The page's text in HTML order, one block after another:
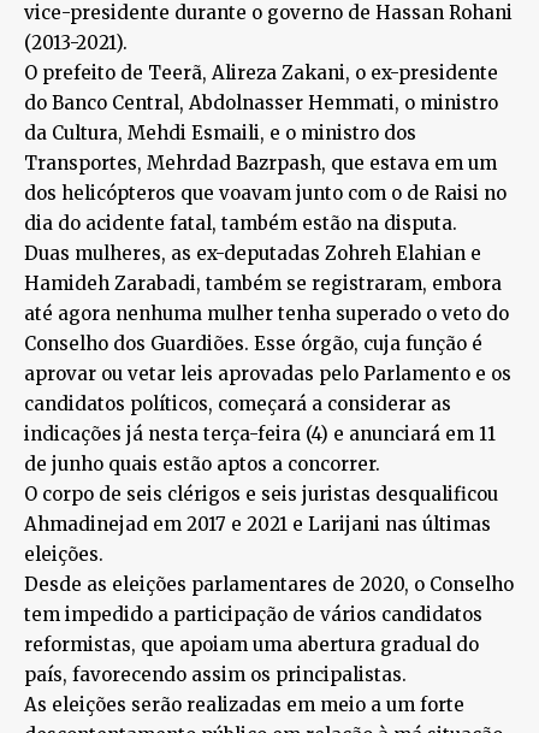
vice-presidente durante o governo de Hassan Rohani
(2013-2021).
O prefeito de Teerã, Alireza Zakani, o ex-presidente
do Banco Central, Abdolnasser Hemmati, o ministro
da Cultura, Mehdi Esmaili, e o ministro dos
Transportes, Mehrdad Bazrpash, que estava em um
dos helicópteros que voavam junto com o de Raisi no
dia do acidente fatal, também estão na disputa.
Duas mulheres, as ex-deputadas Zohreh Elahian e
Hamideh Zarabadi, também se registraram, embora
até agora nenhuma mulher tenha superado o veto do
Conselho dos Guardiões. Esse órgão, cuja função é
aprovar ou vetar leis aprovadas pelo Parlamento e os
candidatos políticos, começará a considerar as
indicações já nesta terça-feira (4) e anunciará em 11
de junho quais estão aptos a concorrer.
O corpo de seis clérigos e seis juristas desqualificou
Ahmadinejad em 2017 e 2021 e Larijani nas últimas
eleições.
Desde as eleições parlamentares de 2020, o Conselho
tem impedido a participação de vários candidatos
reformistas, que apoiam uma abertura gradual do
país, favorecendo assim os principalistas.
As eleições serão realizadas em meio a um forte